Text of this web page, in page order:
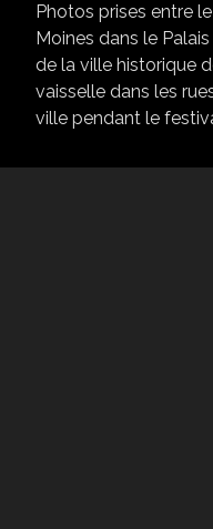
Photos prises entre
Moines dans le
de la ville historique
vaisselle dans les
ville pendant le